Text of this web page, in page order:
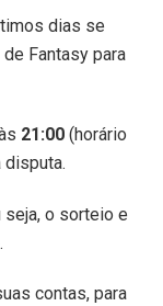
dias se
Fantasy para
21:00 (horário
o sorteio e
contas, para